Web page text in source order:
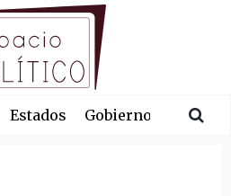
Estados Gobierno